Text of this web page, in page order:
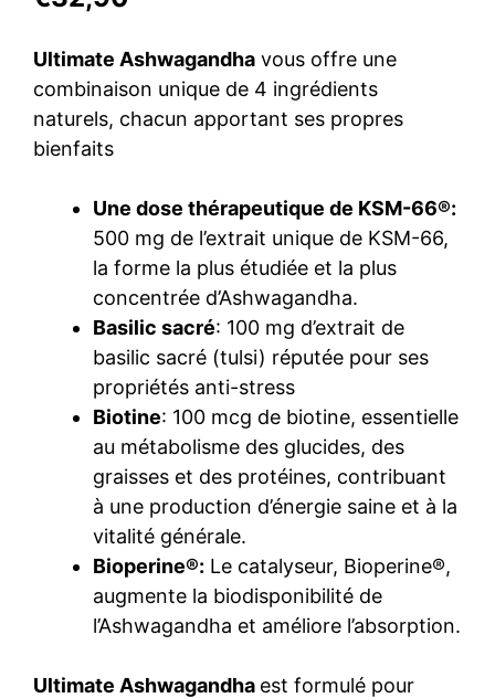
Ultimate Ashwagandha vous offre une
combinaison unique de 4 ingrédients
naturels, chacun apportant ses propres
bienfaits
Une dose thérapeutique de KSM-66®:
500 mg de l’extrait unique de KSM-66,
la forme la plus étudiée et la plus
concentrée d’Ashwagandha.
Basilic sacré: 100 mg d’extrait de
basilic sacré (tulsi) réputée pour ses
propriétés anti-stress
Biotine: 100 mcg de biotine, essentielle
au métabolisme des glucides, des
graisses et des protéines, contribuant
à une production d’énergie saine et à la
vitalité générale.
Bioperine®: Le catalyseur, Bioperine®,
augmente la biodisponibilité de
l’Ashwagandha et améliore l’absorption.
Ultimate Ashwagandha est formulé pour